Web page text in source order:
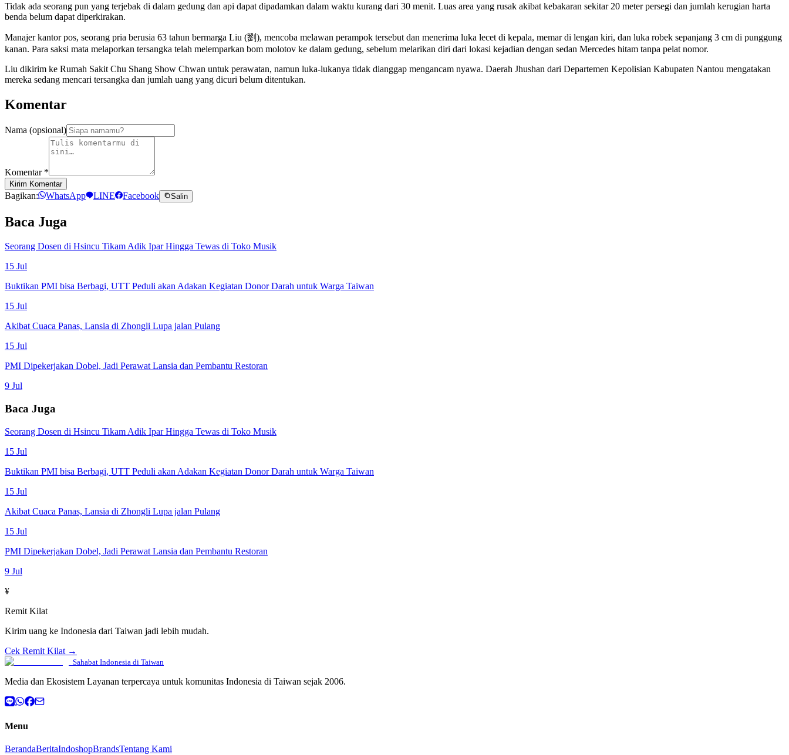
Tidak ada seorang pun yang terjebak di dalam gedung dan api dapat dipadamkan dalam waktu kurang dari 30 menit. Luas area yang rusak akibat kebakaran sekitar 20 meter persegi dan jumlah kerugian harta
benda belum dapat diperkirakan.
Manajer kantor pos, seorang pria berusia 63 tahun bermarga Liu (劉), mencoba melawan perampok tersebut dan menerima luka lecet di kepala, memar di lengan kiri, dan luka robek sepanjang 3 cm di punggung
kanan. Para saksi mata melaporkan tersangka telah melemparkan bom molotov ke dalam gedung, sebelum melarikan diri dari lokasi kejadian dengan sedan Mercedes hitam tanpa pelat nomor.
Liu dikirim ke Rumah Sakit Chu Shang Show Chwan untuk perawatan, namun luka-lukanya tidak dianggap mengancam nyawa. Daerah Jhushan dari Departemen Kepolisian Kabupaten Nantou mengatakan
mereka sedang mencari tersangka dan jumlah uang yang dicuri belum ditentukan.
Komentar
Nama (opsional)
Komentar *
Kirim Komentar
Bagikan: WhatsApp LINE Facebook Salin
Baca Juga
Seorang Dosen di Hsincu Tikam Adik Ipar Hingga Tewas di Toko Musik
15 Jul
Buktikan PMI bisa Berbagi, UTT Peduli akan Adakan Kegiatan Donor Darah untuk Warga Taiwan
15 Jul
Akibat Cuaca Panas, Lansia di Zhongli Lupa jalan Pulang
15 Jul
PMI Dipekerjakan Dobel, Jadi Perawat Lansia dan Pembantu Restoran
9 Jul
Baca Juga
Seorang Dosen di Hsincu Tikam Adik Ipar Hingga Tewas di Toko Musik
15 Jul
Buktikan PMI bisa Berbagi, UTT Peduli akan Adakan Kegiatan Donor Darah untuk Warga Taiwan
15 Jul
Akibat Cuaca Panas, Lansia di Zhongli Lupa jalan Pulang
15 Jul
PMI Dipekerjakan Dobel, Jadi Perawat Lansia dan Pembantu Restoran
9 Jul
¥
Remit Kilat
Kirim uang ke Indonesia dari Taiwan jadi lebih mudah.
Cek Remit Kilat →
Sahabat Indonesia di Taiwan
Media dan Ekosistem Layanan terpercaya untuk komunitas Indonesia di Taiwan sejak 2006.
Menu
BerandaBeritaIndoshopBrandsTentang Kami